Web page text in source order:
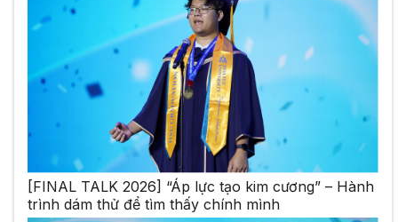
[FINAL TALK 2026] “Áp lực tạo kim cương” – Hành
trình dám thử để tìm thấy chính mình